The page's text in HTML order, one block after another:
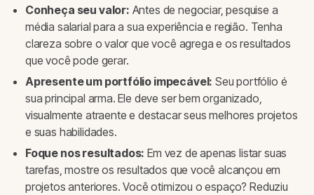
Conheça seu valor: Antes de negociar, pesquise a
média salarial para a sua experiência e região. Tenha
clareza sobre o valor que você agrega e os resultados
que você pode gerar.
Apresente um portfólio impecável: Seu portfólio é
sua principal arma. Ele deve ser bem organizado,
visualmente atraente e destacar seus melhores projetos
e suas habilidades.
Foque nos resultados: Em vez de apenas listar suas
tarefas, mostre os resultados que você alcançou em
projetos anteriores. Você otimizou o espaço? Reduziu